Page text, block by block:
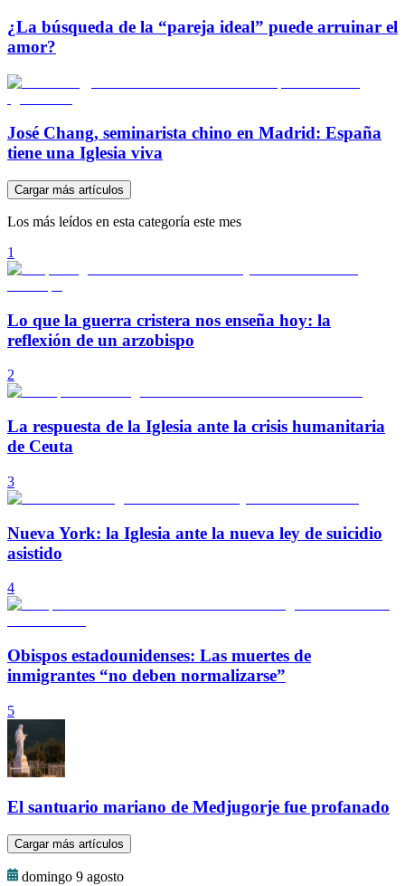
¿La búsqueda de la “pareja ideal” puede arruinar el
amor?
José Chang, seminarista chino en Madrid: España
tiene una Iglesia viva
Cargar más artículos
Los más leídos en esta categoría este mes
1
Lo que la guerra cristera nos enseña hoy: la
reflexión de un arzobispo
2
La respuesta de la Iglesia ante la crisis humanitaria
de Ceuta
3
Nueva York: la Iglesia ante la nueva ley de suicidio
asistido
4
Obispos estadounidenses: Las muertes de
inmigrantes “no deben normalizarse”
5
El santuario mariano de Medjugorje fue profanado
Cargar más artículos
domingo 9 agosto